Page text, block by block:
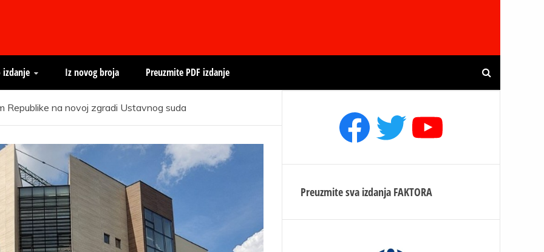
izdanje Iz novog broja Preuzmite PDF izdanje
Republike na novoj zgradi Ustavnog suda Facebook
TwitterYouTube
Preuzmite sva izdanja FAKTORA